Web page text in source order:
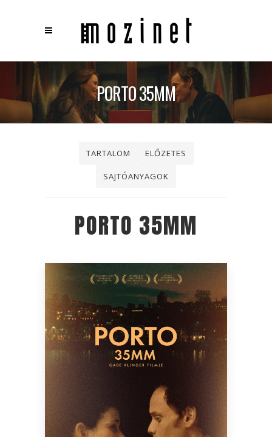
Keresés ×
PORTO 35MM
TARTALOM ELŐZETES
SAJTÓANYAGOK
PORTO 35MM